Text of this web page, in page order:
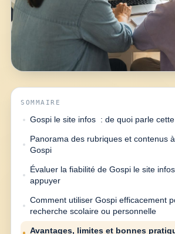
SOMMAIRE
Gospi le site infos : de quoi parle
Panorama des rubriques et contenus
Gospi
Évaluer la fiabilité de Gospi le site
appuyer
Comment utiliser Gospi efficacement
recherche scolaire ou personnelle
Avantages, limites et bonnes